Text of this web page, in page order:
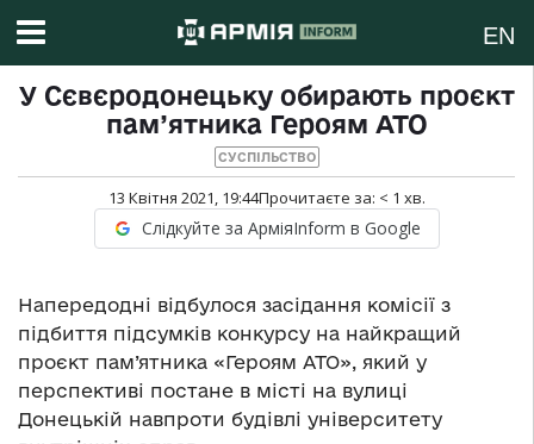
EN
У Сєвєродонецьку обирають проєкт
пам’ятника Героям АТО
СУСПІЛЬСТВО
13 Квітня 2021, 19:44Прочитаєте за: < 1 хв.
Слідкуйте за АрміяInform в Google
Напередодні відбулося засідання комісії з
підбиття підсумків конкурсу на найкращий
проєкт пам’ятника «Героям АТО», який у
перспективі постане в місті на вулиці
Донецькій навпроти будівлі університету